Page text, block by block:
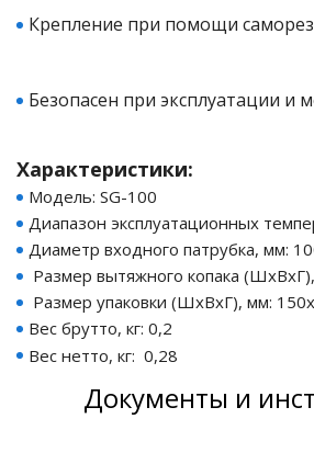
Питания
оборудование
Vakio
Крепление при помощи
Безопасен при эксплуатации и
Характеристики:
Модель: SG-100
Диапазон эксплуатационных
Диаметр входного патрубка, мм:
Размер вытяжного копака
Размер упаковки (ШхВхГ), мм:
Вес брутто, кг: 0,2
Вес нетто, кг: 0,28
Документы и